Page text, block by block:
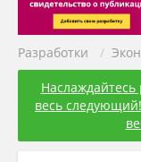
Разработки /
Наслаждайтесь
весь